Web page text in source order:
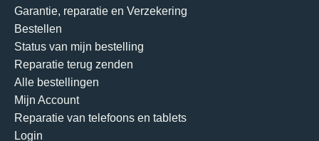
Garantie, reparatie en Verzekering
Bestellen
Status van mijn bestelling
Reparatie terug zenden
Alle bestellingen
Mijn Account
Reparatie van telefoons en tablets
Login